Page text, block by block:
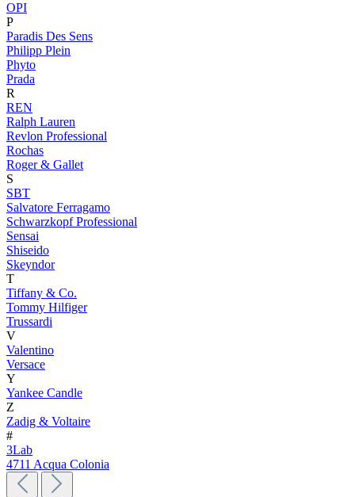
OPI
P
Paradis Des Sens
Philipp Plein
Phyto
Prada
R
REN
Ralph Lauren
Revlon Professional
Rochas
Roger & Gallet
S
SBT
Salvatore Ferragamo
Schwarzkopf Professional
Sensai
Shiseido
Skeyndor
T
Tiffany & Co.
Tommy Hilfiger
Trussardi
V
Valentino
Versace
Y
Yankee Candle
Z
Zadig & Voltaire
#
3Lab
4711 Acqua Colonia